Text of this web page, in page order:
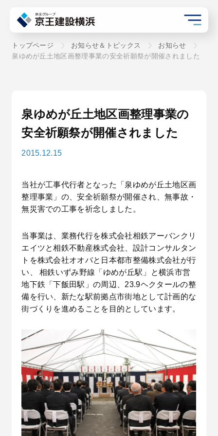
トップページ お知らせ＆トピックス
お知らせ
泉ゆめが丘土地区画整理事業の安全祈願祭が開催されました
泉ゆめが丘土地区画整理事業の
安全祈願祭が開催されました
2015.12.15
当社が工事代行者となった「泉ゆめが丘土地区画
整理事業」の、安全祈願祭が開催され、無事故・
無災害での工事を祈念しました。
当事業は、業務代行を株式会社相鉄アーバンクリ
エイツと相鉄不動産株式会社、設計コンサルタン
トを株式会社オオバと日本都市整備株式会社が行
い、 相鉄いずみ野線「ゆめが丘駅」と横浜市営
地下鉄「下飯田駅」の周辺、23.9ヘクタールの整
備を行い、新たな駅前拠点市街地として計画的な
街づくりを進めることを目的としています。